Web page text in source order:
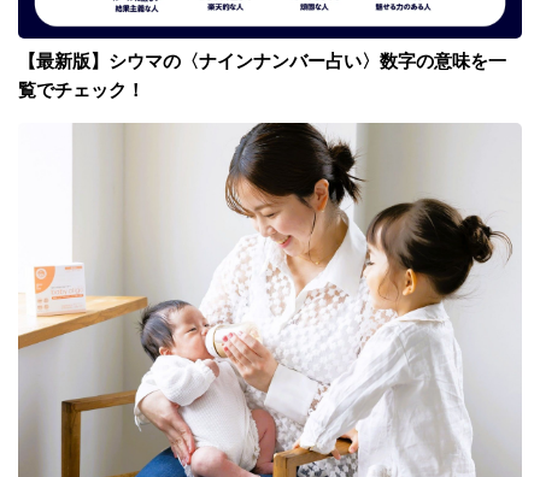
【最新版】シウマの〈ナインナンバー占い〉数字の意味を一
覧でチェック！